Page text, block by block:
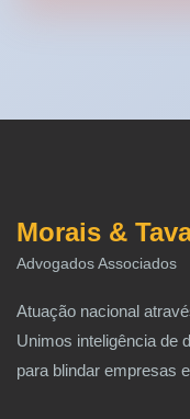
Morais &
Advogados Associados
Atuação nacional
Unimos inteligência de
para blindar empresas